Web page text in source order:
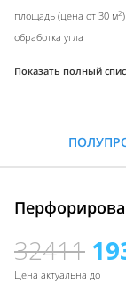
площадь (цена от 30 м2)
обработка угла
Показать полный
32411
Цена актуальна до